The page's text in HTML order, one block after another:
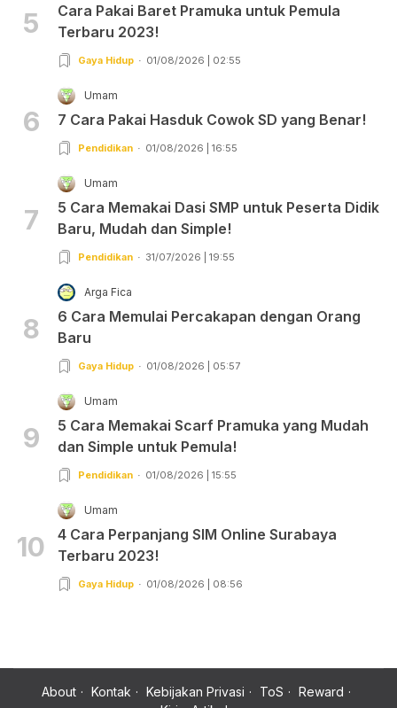
5
Cara Pakai Baret Pramuka untuk Pemula
Terbaru 2023!
Gaya Hidup 01/08/2026 | 02:55
6
Umam
7 Cara Pakai Hasduk Cowok SD yang Benar!
Pendidikan 01/08/2026 | 16:55
7
Umam
5 Cara Memakai Dasi SMP untuk Peserta Didik
Baru, Mudah dan Simple!
Pendidikan 31/07/2026 | 19:55
8
Arga Fica
6 Cara Memulai Percakapan dengan Orang
Baru
Gaya Hidup 01/08/2026 | 05:57
9
Umam
5 Cara Memakai Scarf Pramuka yang Mudah
dan Simple untuk Pemula!
Pendidikan 01/08/2026 | 15:55
10
Umam
4 Cara Perpanjang SIM Online Surabaya
Terbaru 2023!
Gaya Hidup 01/08/2026 | 08:56
About Kontak Kebijakan Privasi ToS
Reward